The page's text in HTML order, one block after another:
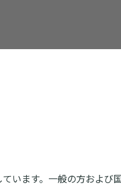
います。一般の方および
い方はダウンロードして